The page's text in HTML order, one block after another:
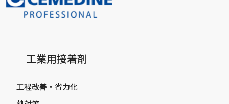
工業用接着剤
工程改善・省力化